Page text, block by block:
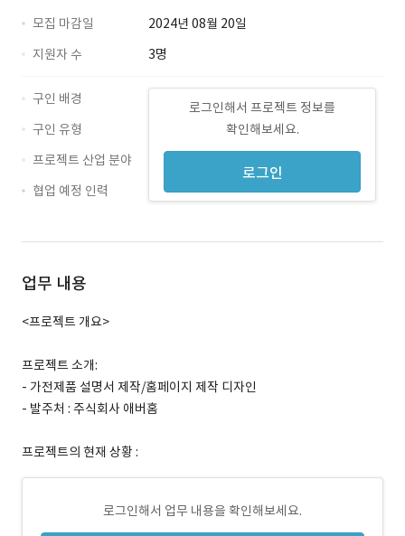
모집 마감일
2024년 08월 20일
지원자 수
3명
로그인해서 프로젝트 정보를
확인해보세요.
로그인
구인 배경
구인 유형
프로젝트 산업 분야
협업 예정 인력
업무 내용
<프로젝트 개요>
프로젝트 소개:
- 가전제품 설명서 제작/홈페이지 제작 디자인
- 발주처 : 주식회사 애버홈
프로젝트의 현재 상황 :
로그인해서 업무 내용을 확인해보세요.